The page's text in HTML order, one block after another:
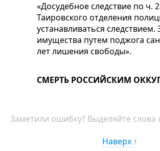
«Досудебное следствие по ч.
Таировского отделения
устанавливаться
имущества путем поджога
лет лишения свободы».
СМЕРТЬ РОССИЙСКИМ
Заметили ошибку? Выделяйте
Наверх ↑